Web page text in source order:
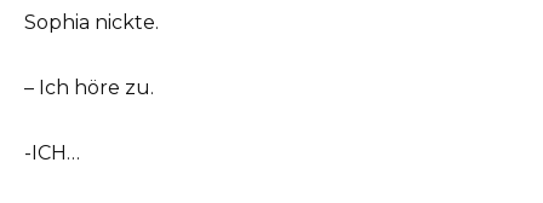
Sophia nickte.
– Ich höre zu.
-ICH…